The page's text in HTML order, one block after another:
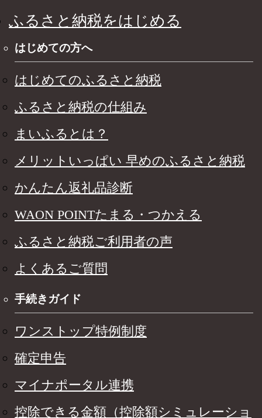
ふるさと納税をはじめる
はじめての方へ
はじめてのふるさと納税
ふるさと納税の仕組み
まいふるとは？
メリットいっぱい 早めのふるさと納税
かんたん返礼品診断
WAON POINTたまる・つかえる
ふるさと納税ご利用者の声
よくあるご質問
手続きガイド
ワンストップ特例制度
確定申告
マイナポータル連携
控除できる金額（控除額シミュレーショ